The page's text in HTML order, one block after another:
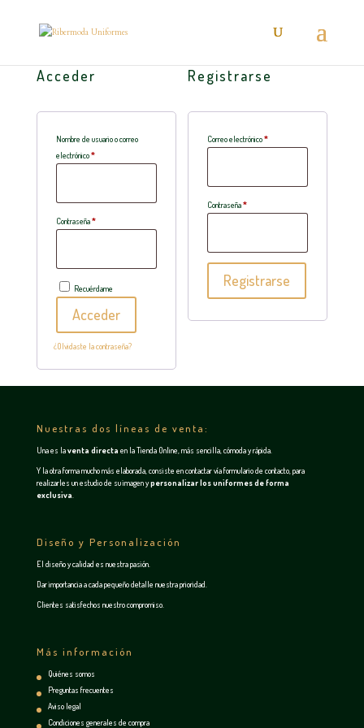
Acceder
Nombre de usuario o correo
electrónico*Obligatorio
Contraseña*Obligatorio
Recuérdame
Acceder
¿Olvidaste la contraseña?
Registrarse
Correo electrónico*Obligatorio
Contraseña*Obligatorio
Registrarse
Nuestras dos líneas de venta:
Una es laventa directa en laTienda Online , más sencilla, cómoda y rápida.
Y la otra forma mucho más elaborada, consiste en contactar víaformulario de contacto, para
realizarles un estudio de su imagen ypersonalizar los uniformes de forma
exclusiva
Diseño y Personalización
El diseño y calidad es nuestra pasión.
Dar importancia a cada pequeño detalle nuestra prioridad.
Clientes satisfechos nuestro compromiso.
Más información
Quiénes somos
Preguntas frecuentes
Aviso legal
Condiciones generales de compra